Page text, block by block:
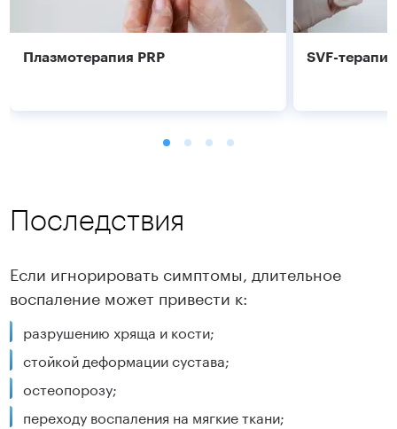
Плазмотерапия PRP SVF-терапия
Последствия
Если игнорировать симптомы, длительное
воспаление может привести к:
разрушению хряща и кости;
стойкой деформации сустава;
остеопорозу;
переходу воспаления на мягкие ткани;